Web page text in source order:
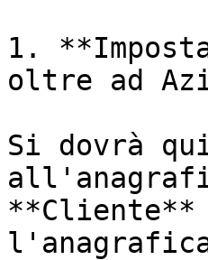
1.
oltre ad
Si dovrà
**Cliente**